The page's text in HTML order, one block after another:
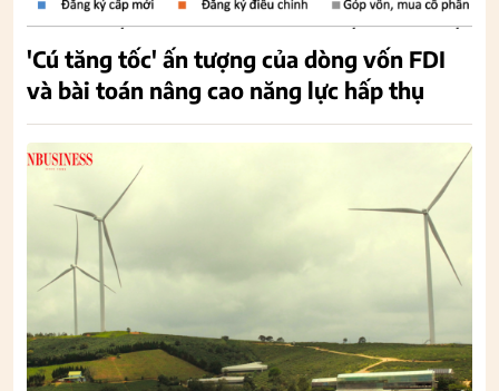
'Cú tăng tốc' ấn tượng của dòng vốn FDI
và bài toán nâng cao năng lực hấp thụ